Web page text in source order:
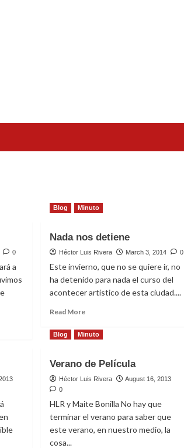
0
a
Blog Minuto
Nada nos detiene
Héctor Luis Rivera March 3, 2014 0
Este invierno, que no se quiere ir, no
ha detenido para nada el curso del
acontecer artístico de esta ciudad....
Read MoreRead
about
detiene
Blog Minuto
Verano de Película
Héctor Luis Rivera
August 16, 2013
0
HLR y Maite Bonilla No hay que
terminar el verano para saber que
este verano, en nuestro medio, la
cosa...